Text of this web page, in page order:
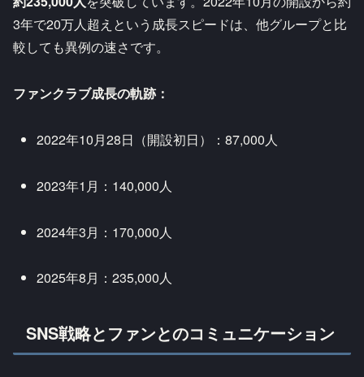
3年で20万人超えという成長スピードは、他グループと比
較しても異例の速さです。
ファンクラブ成長の軌跡：
2022年10月28日（開設初日）：87,000人
2023年1月：140,000人
2024年3月：170,000人
2025年8月：235,000人
SNS戦略とファンとのコミュニケーション